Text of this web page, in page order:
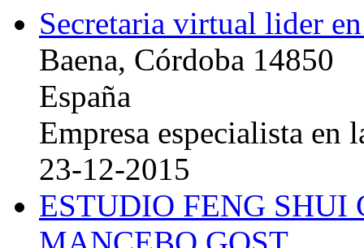
Secretaria virtual lider
Baena, Córdoba 14850
España
Empresa especialista en
23-12-2015
ESTUDIO FENG